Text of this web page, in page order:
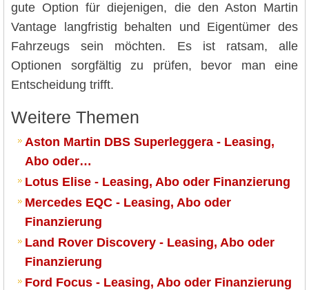
gute Option für diejenigen, die den Aston Martin
Vantage langfristig behalten und Eigentümer des
Fahrzeugs sein möchten. Es ist ratsam, alle
Optionen sorgfältig zu prüfen, bevor man eine
Entscheidung trifft.
Weitere Themen
Aston Martin DBS Superleggera - Leasing,
Abo oder…
Lotus Elise - Leasing, Abo oder Finanzierung
Mercedes EQC - Leasing, Abo oder
Finanzierung
Land Rover Discovery - Leasing, Abo oder
Finanzierung
Ford Focus - Leasing, Abo oder Finanzierung